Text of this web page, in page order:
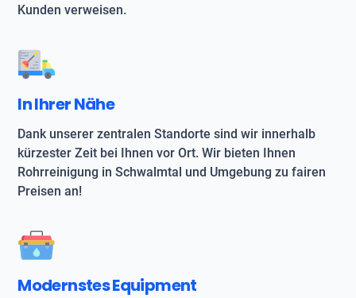
Kunden verweisen.
In Ihrer Nähe
Dank unserer zentralen Standorte sind wir innerhalb
kürzester Zeit bei Ihnen vor Ort. Wir bieten Ihnen
Rohrreinigung in Schwalmtal und Umgebung zu fairen
Preisen an!
Modernstes Equipment